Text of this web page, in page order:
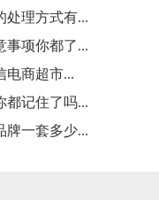
处理方式有...
事项你都了...
电商超市...
都记住了吗...
牌一套多少...